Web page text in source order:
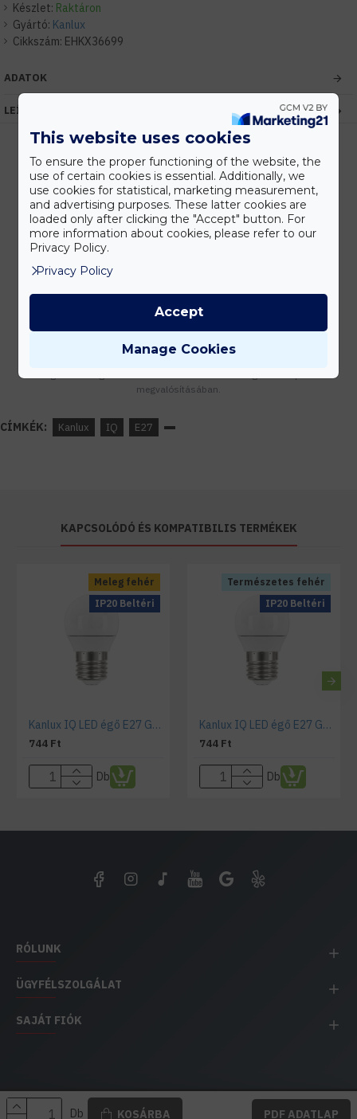
Készlet: Raktáron
Gyártó: Kanlux
Cikkszám: EHKX36699
Db KOSÁRBA PDF ADATLAP
ADATOK
LEÍRÁS
Kedvezmények
Vásárolj nagyobb mennyiségben és megadjuk a legjobb gyártói árakat.
Tanácsadás
megvalósításában.
CÍMKÉK: Kanlux IQ E27
KAPCSOLÓDÓ ÉS KOMPATIBILIS TERMÉKEK
Meleg fehér
IP20 Beltéri
Kanlux IQ LED égő E27 G45 kisgömb 5,5W meleg fehér
744 Ft
Db
Természetes fehér
IP20 Beltéri
Kanlux IQ LED égő E27 G45 kisgömb 5,5W természetes fehér
744 Ft
Db
RÓLUNK
ÜGYFÉLSZOLGÁLAT
SAJÁT FIÓK
EH IMPEX / Copyright © 1991-2025 Energia Háza
This website uses cookies
To ensure the proper functioning of the website, the
use of certain cookies is essential. Additionally, we
use cookies for statistical, marketing measurement,
and advertising purposes. These latter cookies are
loaded only after clicking the "Accept" button. For
more information about cookies, please refer to our
Privacy Policy.
Privacy Policy
Manage Cookies
Accept